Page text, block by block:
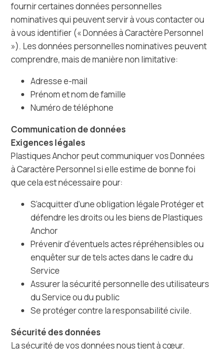
fournir certaines données personnelles
nominatives qui peuvent servir à vous contacter ou
à vous identifier (« Données à Caractère Personnel
»). Les données personnelles nominatives peuvent
comprendre, mais de manière non limitative:
Adresse e-mail
Prénom et nom de famille
Numéro de téléphone
​Communication de données
Exigences légales
Plastiques Anchor peut communiquer vos Données
à Caractère Personnel si elle estime de bonne foi
que cela est nécessaire pour:
S’acquitter d’une obligation légale Protéger et
défendre les droits ou les biens de Plastiques
Anchor
Prévenir d’éventuels actes répréhensibles ou
enquêter sur de tels actes dans le cadre du
Service
Assurer la sécurité personnelle des utilisateurs
du Service ou du public
Se protéger contre la responsabilité civile.
Sécurité des données
La sécurité de vos données nous tient à cœur.